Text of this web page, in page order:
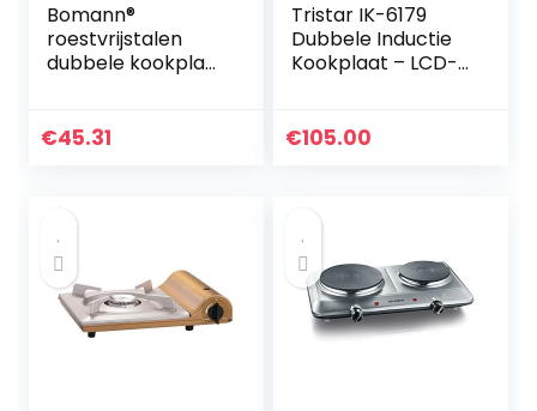
Bomann®
roestvrijstalen
dubbele kookplaat
2500W |
kookplaten met
oververhittingsbev
eiliging | DKP 5033
CB
€45.31
Tristar IK-6179
Dubbele Inductie
Kookplaat – LCD-
€105.00